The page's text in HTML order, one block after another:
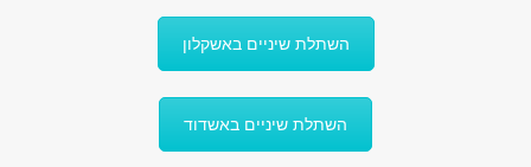
השתלת שיניים באשקלון
השתלת שיניים באשדוד